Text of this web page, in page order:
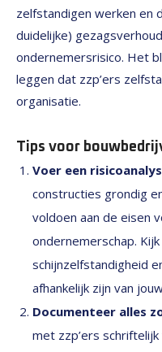
zelfstandigen werken en
duidelijke)
ondernemersrisico. Het
leggen dat zzp’ers
organisatie.
Tips voor
Voer een
constructies grondig
voldoen aan de eisen
ondernemerschap.
schijnzelfstandigheid
afhankelijk zijn van
Documenteer alles
met zzp’ers